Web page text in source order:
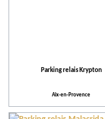
Parking relais Krypton
Aix-en-Provence